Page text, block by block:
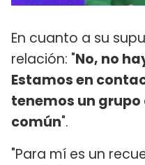
En cuanto a su
relación: "No, no
Estamos en
tenemos un
común".
"Para mí es un